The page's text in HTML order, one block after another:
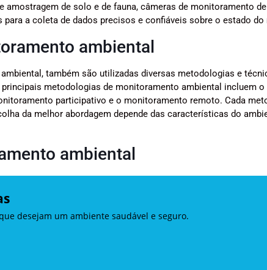
amostragem de solo e de fauna, câmeras de monitoramento
a coleta de dados precisos e confiáveis sobre o estado do
ambiental
também são utilizadas diversas metodologias e
metodologias de monitoramento ambiental incluem
participativo e o monitoramento remoto. Cada
da melhor abordagem depende das características do
ambiental
desejam um ambiente saudável e seguro.